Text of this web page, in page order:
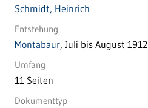
Schmidt, Heinrich
Entstehung
Montabaur, Juli bis August 1912
Umfang
11 Seiten
Dokumenttyp